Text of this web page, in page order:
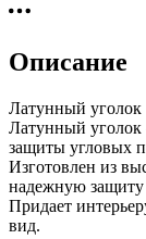
Описание
Латунный
Латунный уголок
защиты угловых
Изготовлен из
надежную
Придает
вид.